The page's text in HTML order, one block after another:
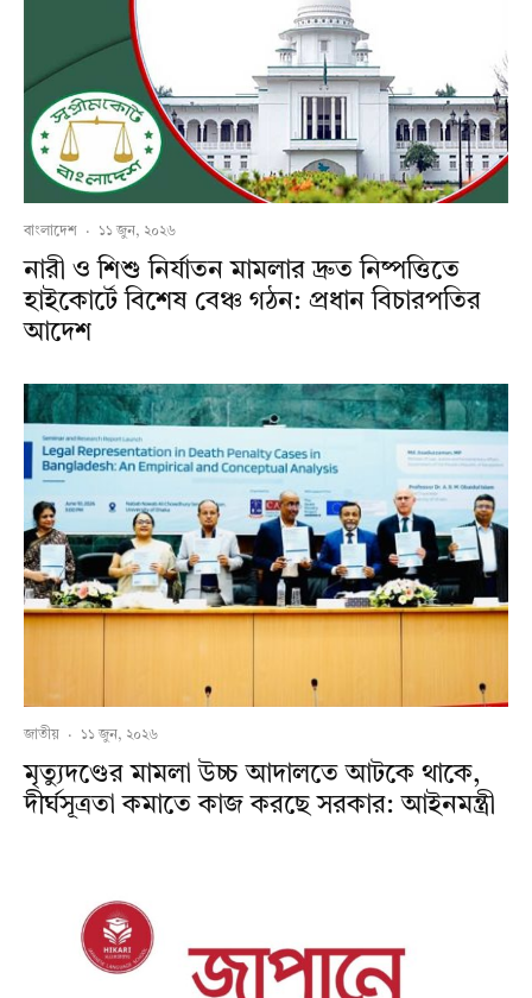
বাংলাদেশ · ১১ জুন, ২০২৬
নারী ও শিশু নির্যাতন মামলার দ্রুত নিষ্পত্তিতে
হাইকোর্টে বিশেষ বেঞ্চ গঠন: প্রধান বিচারপতির
আদেশ
জাতীয় · ১১ জুন, ২০২৬
মৃত্যুদণ্ডের মামলা উচ্চ আদালতে আটকে থাকে,
দীর্ঘসূত্রতা কমাতে কাজ করছে সরকার: আইনমন্ত্রী